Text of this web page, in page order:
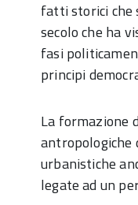
fatti storici che
secolo che ha
fasi
principi
La formazione
antropologiche
urbanistiche
legate ad un